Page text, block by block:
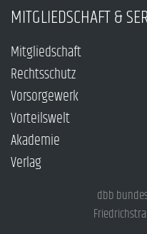
MITGLIEDSCHAFT &
Mitgliedschaft
Rechtsschutz
Vorsorgewerk
Vorteilswelt
Akademie
Verlag
dbb